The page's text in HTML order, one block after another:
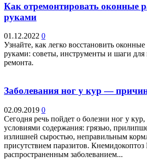
Как отремонтировать оконные
руками
01.12.2022 0
Узнайте, как легко восстановить
руками: советы, инструменты и шаги для
ремонта.
Заболевания ног у кур —
02.09.2019 0
Сегодня речь пойдет о болезни ног у
условиями содержания: грязью,
излишней сыростью, неправильным
присутствием паразитов. Кнемидокоптоз
распространенным заболеванием...